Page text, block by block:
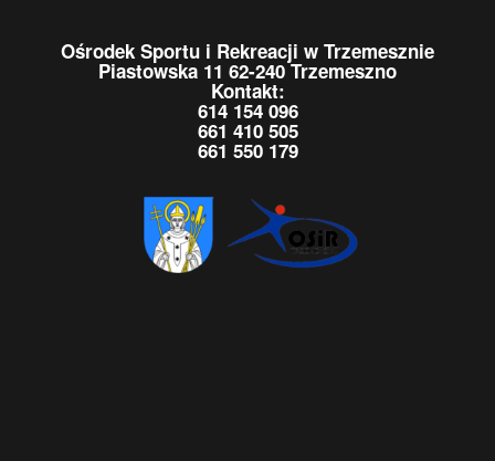
Ośrodek Sportu i Rekreacji w Trzemesznie
Piastowska 11 62-240 Trzemeszno
Kontakt:
614 154 096
661 410 505
661 550 179